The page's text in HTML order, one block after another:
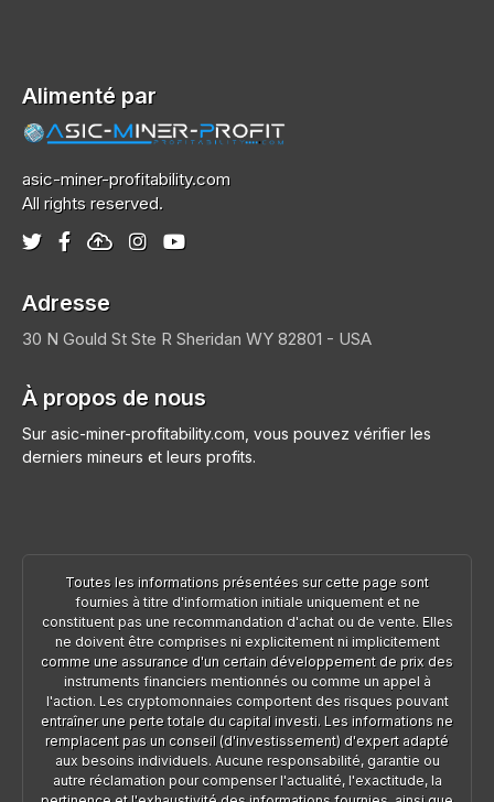
Alimenté par
asic-miner-profitability.com
All rights reserved.
Adresse
30 N Gould St Ste R Sheridan WY 82801 - USA
À propos de nous
Sur asic-miner-profitability.com, vous pouvez vérifier les
derniers mineurs et leurs profits.
Toutes les informations présentées sur cette page sont
fournies à titre d'information initiale uniquement et ne
constituent pas une recommandation d'achat ou de vente. Elles
ne doivent être comprises ni explicitement ni implicitement
comme une assurance d'un certain développement de prix des
instruments financiers mentionnés ou comme un appel à
l'action. Les cryptomonnaies comportent des risques pouvant
entraîner une perte totale du capital investi. Les informations ne
remplacent pas un conseil (d'investissement) d'expert adapté
aux besoins individuels. Aucune responsabilité, garantie ou
autre réclamation pour compenser l'actualité, l'exactitude, la